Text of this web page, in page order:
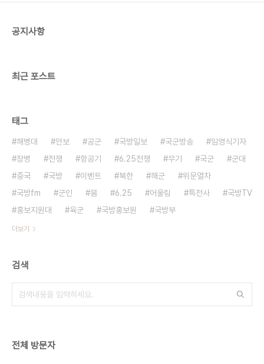
공지사항
최근 포스트
태그
해병대 안보 공군 국방일보 국군방송
임영식기자
장병
전쟁 항공기 6.25전쟁 무기 국군
군대
중국
국방 이벤트 북한 해군
위문열차
국방fm
군인 붐 6.25 어울림 특전사
국방TV
홍보지원대
육군 국방홍보원 국방부
더보기
검색
전체 방문자